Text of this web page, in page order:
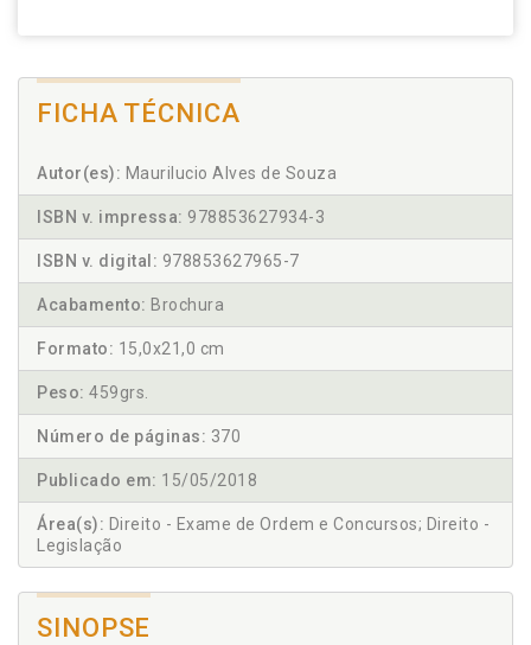
FICHA TÉCNICA
Autor(es): Maurilucio Alves de Souza
ISBN v. impressa: 978853627934-3
ISBN v. digital: 978853627965-7
Acabamento: Brochura
Formato: 15,0x21,0 cm
Peso: 459grs.
Número de páginas: 370
Publicado em: 15/05/2018
Área(s): Direito - Exame de Ordem e Concursos; Direito -
Legislação
SINOPSE